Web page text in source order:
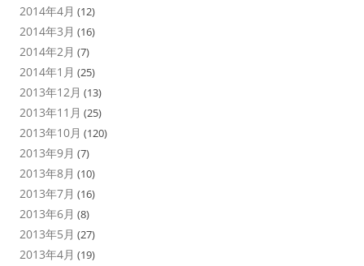
2014年4月 (12)
2014年3月 (16)
2014年2月 (7)
2014年1月 (25)
2013年12月 (13)
2013年11月 (25)
2013年10月 (120)
2013年9月 (7)
2013年8月 (10)
2013年7月 (16)
2013年6月 (8)
2013年5月 (27)
2013年4月 (19)